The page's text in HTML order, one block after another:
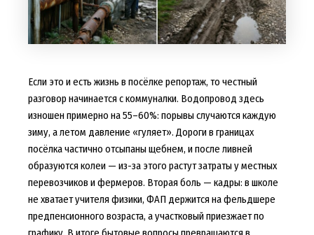
Если это и есть жизнь в посёлке репортаж, то честный
разговор начинается с коммуналки. Водопровод здесь
изношен примерно на 55–60%: порывы случаются каждую
зиму, а летом давление «гуляет». Дороги в границах
посёлка частично отсыпаны щебнем, и после ливней
образуются колеи — из-за этого растут затраты у местных
перевозчиков и фермеров. Вторая боль — кадры: в школе
не хватает учителя физики, ФАП держится на фельдшере
предпенсионного возраста, а участковый приезжает по